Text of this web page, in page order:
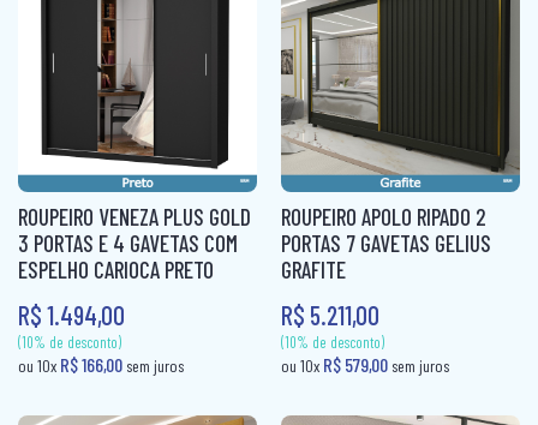
(10% de desconto) (10% de desconto)
ROUPEIRO VENEZA PLUS GOLD
3 PORTAS E 4 GAVETAS COM
ESPELHO CARIOCA PRETO
R$ 1.494,00
ROUPEIRO APOLO RIPADO 2
PORTAS 7 GAVETAS GELIUS
GRAFITE
R$ 5.211,00